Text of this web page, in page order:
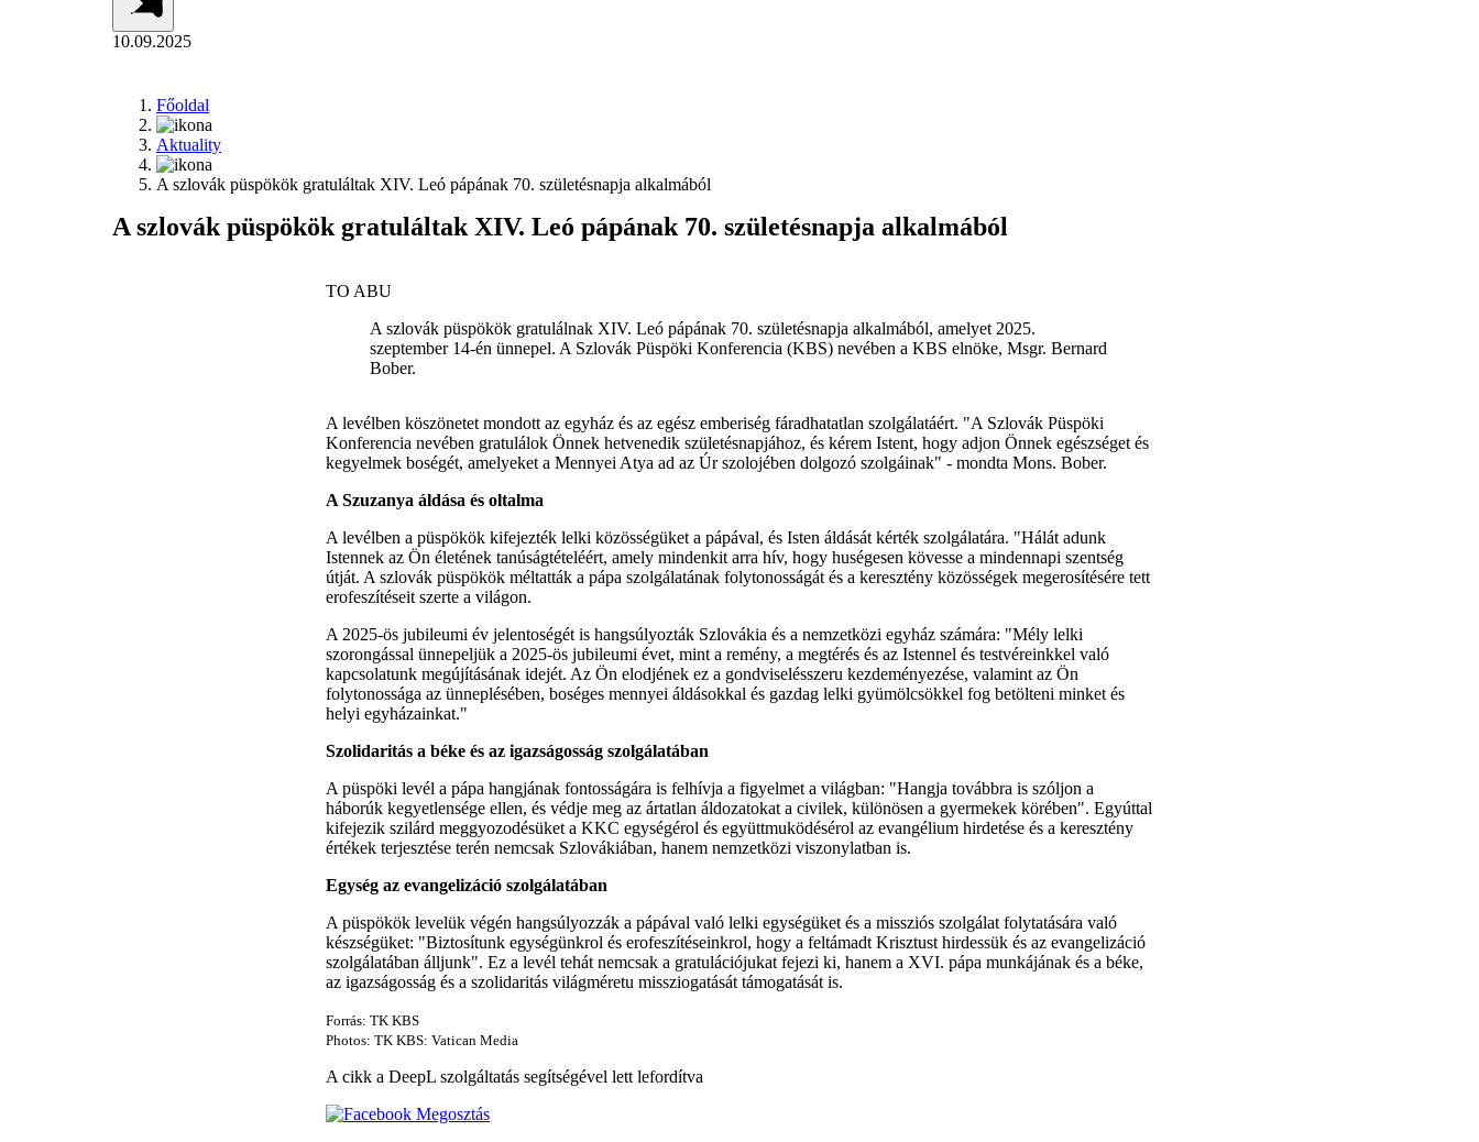
10.09.2025
Főoldal
Aktuality
A szlovák püspökök gratuláltak XIV. Leó pápának 70. születésnapja alkalmából
A szlovák püspökök gratuláltak XIV. Leó pápának 70. születésnapja alkalmából
TO ABU
A szlovák püspökök gratulálnak XIV. Leó pápának 70. születésnapja alkalmából, amelyet 2025.
szeptember 14-én ünnepel. A Szlovák Püspöki Konferencia (KBS) nevében a KBS elnöke, Msgr. Bernard
Bober.
A levélben köszönetet mondott az egyház és az egész emberiség fáradhatatlan szolgálatáért. "A Szlovák Püspöki
Konferencia nevében gratulálok Önnek hetvenedik születésnapjához, és kérem Istent, hogy adjon Önnek egészséget és
kegyelmek boségét, amelyeket a Mennyei Atya ad az Úr szolojében dolgozó szolgáinak" - mondta Mons. Bober.
A Szuzanya áldása és oltalma
A levélben a püspökök kifejezték lelki közösségüket a pápával, és Isten áldását kérték szolgálatára. "Hálát adunk
Istennek az Ön életének tanúságtételéért, amely mindenkit arra hív, hogy huségesen kövesse a mindennapi szentség
útját. A szlovák püspökök méltatták a pápa szolgálatának folytonosságát és a keresztény közösségek megerosítésére tett
erofeszítéseit szerte a világon.
A 2025-ös jubileumi év jelentoségét is hangsúlyozták Szlovákia és a nemzetközi egyház számára: "Mély lelki
szorongással ünnepeljük a 2025-ös jubileumi évet, mint a remény, a megtérés és az Istennel és testvéreinkkel való
kapcsolatunk megújításának idejét. Az Ön elodjének ez a gondviselésszeru kezdeményezése, valamint az Ön
folytonossága az ünneplésében, boséges mennyei áldásokkal és gazdag lelki gyümölcsökkel fog betölteni minket és
helyi egyházainkat."
Szolidaritás a béke és az igazságosság szolgálatában
A püspöki levél a pápa hangjának fontosságára is felhívja a figyelmet a világban: "Hangja továbbra is szóljon a
háborúk kegyetlensége ellen, és védje meg az ártatlan áldozatokat a civilek, különösen a gyermekek körében". Egyúttal
kifejezik szilárd meggyozodésüket a KKC egységérol és együttmuködésérol az evangélium hirdetése és a keresztény
értékek terjesztése terén nemcsak Szlovákiában, hanem nemzetközi viszonylatban is.
Egység az evangelizáció szolgálatában
A püspökök levelük végén hangsúlyozzák a pápával való lelki egységüket és a missziós szolgálat folytatására való
készségüket: "Biztosítunk egységünkrol és erofeszítéseinkrol, hogy a feltámadt Krisztust hirdessük és az evangelizáció
szolgálatában álljunk". Ez a levél tehát nemcsak a gratulációjukat fejezi ki, hanem a XVI. pápa munkájának és a béke,
az igazságosság és a szolidaritás világméretu missziogatását támogatását is.
Forrás: TK KBS
Photos: TK KBS: Vatican Media
A cikk a DeepL szolgáltatás segítségével lett lefordítva
Megosztás